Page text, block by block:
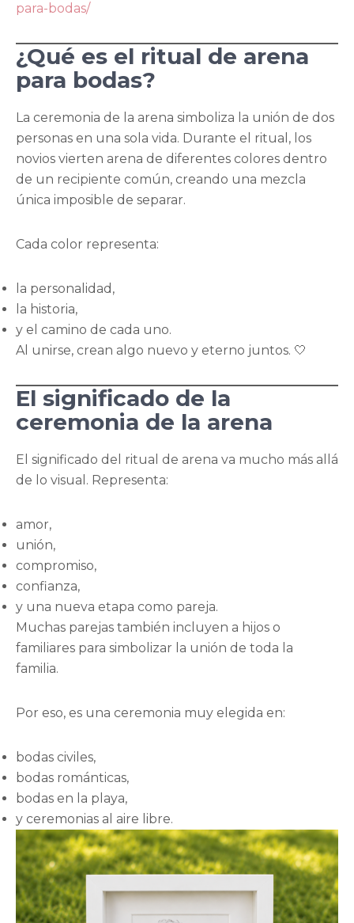
para-bodas/
¿Qué es el ritual de arena
para bodas?
La ceremonia de la arena simboliza la unión de dos
personas en una sola vida. Durante el ritual, los
novios vierten arena de diferentes colores dentro
de un recipiente común, creando una mezcla
única imposible de separar.
Cada color representa:
la personalidad,
la historia,
y el camino de cada uno.
Al unirse, crean algo nuevo y eterno juntos. 🤍
El significado de la
ceremonia de la arena
El significado del ritual de arena va mucho más allá
de lo visual. Representa:
amor,
unión,
compromiso,
confianza,
y una nueva etapa como pareja.
Muchas parejas también incluyen a hijos o
familiares para simbolizar la unión de toda la
familia.
Por eso, es una ceremonia muy elegida en:
bodas civiles,
bodas románticas,
bodas en la playa,
y ceremonias al aire libre.